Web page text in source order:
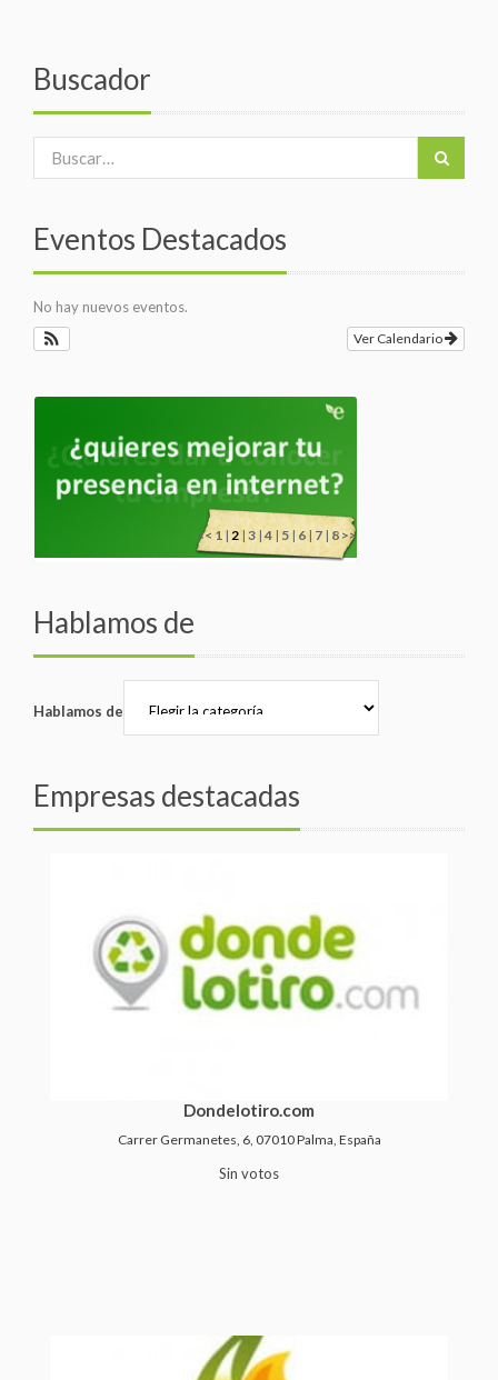
Buscador
Eventos Destacados
No hay nuevos eventos.
Ver Calendario
<<1| 2| 3|4|5|6| 7|8>>
Hablamos de
Hablamos de
Empresas destacadas
Dondelotiro.com
Carrer Germanetes, 6, 07010 Palma, España
Sin votos